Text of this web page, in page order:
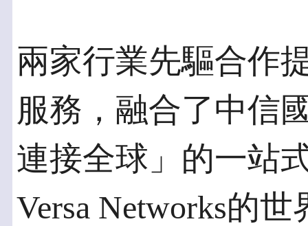
兩家行業先驅合作
服務，融合了中信
連接全球」的一站
Versa Networks的